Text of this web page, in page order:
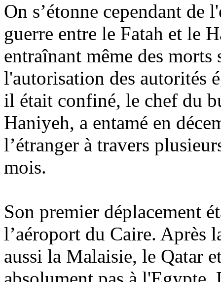
On s’étonne cependant de
guerre entre le Fatah et le
entraînant même des
l'autorisation des autorités
il était confiné, le chef du
Haniyeh, a entamé en
l’étranger à travers
mois.
Son premier déplacement
l’aéroport du Caire. Après
aussi la Malaisie, le Qatar